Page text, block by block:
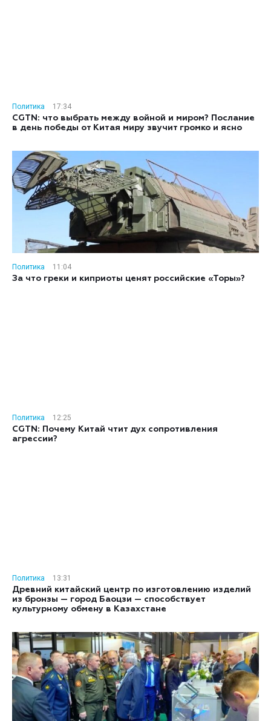
Политика
17:34
CGTN: что выбрать между войной и миром? Послание
в день победы от Китая миру звучит громко и ясно
Политика
11:04
За что греки и киприоты ценят российские «Торы»?
Политика
12:25
CGTN: Почему Китай чтит дух сопротивления
агрессии?
Политика
13:31
Древний китайский центр по изготовлению изделий
из бронзы — город Баоцзи — способствует
культурному обмену в Казахстане